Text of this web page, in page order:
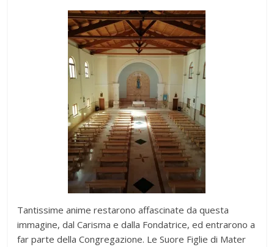
Tantissime anime restarono affascinate da questa
immagine, dal Carisma e dalla Fondatrice, ed entrarono a
far parte della Congregazione. Le Suore Figlie di Mater